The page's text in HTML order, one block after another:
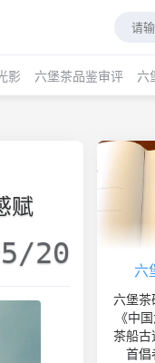
影 六堡茶品鉴审评 六
赋
20 六
六堡茶
《中
茶船
首倡